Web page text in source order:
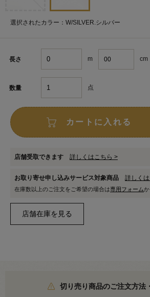
選択されたカラー：W/SILVER.シルバー
長さ m cm
数量 点
カートに入れる
店舗受取できます 詳しくはこちら >
お取り寄せ申し込みサービス対象商品 詳しく
在庫数以上のご注文をご希望の場合は専用フォーム
切り売り商品のご注文方法